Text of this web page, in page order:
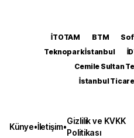
İTOTAM BTM
Teknopark İstanbul
Cemile Sultan
İstanbul
Künye•İletişim•
Gizlilik ve KVKK
Politikası